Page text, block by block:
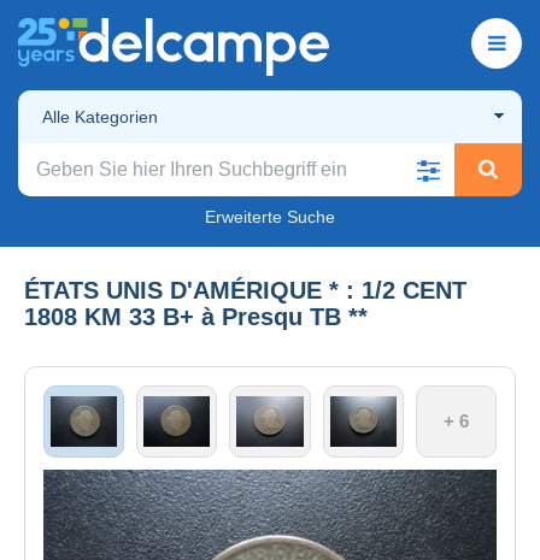
Alle Kategorien
Erweiterte Suche
ÉTATS UNIS D'AMÉRIQUE * : 1/2 CENT
1808 KM 33 B+ à Presqu TB **
+ 6